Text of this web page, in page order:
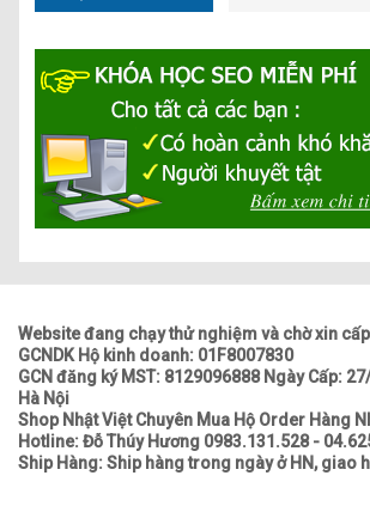
Website đang chạy thử nghiệm và chờ xin
GCNDK Hộ kinh doanh: 01F8007830
GCN đăng ký MST: 8129096888 Ngày Cấp:
Hà Nội
Shop Nhật Việt Chuyên Mua Hộ Order Hàng
Hotline: Đỗ Thúy Hương 0983.131.528 -
Ship Hàng: Ship hàng trong ngày ở HN, giao